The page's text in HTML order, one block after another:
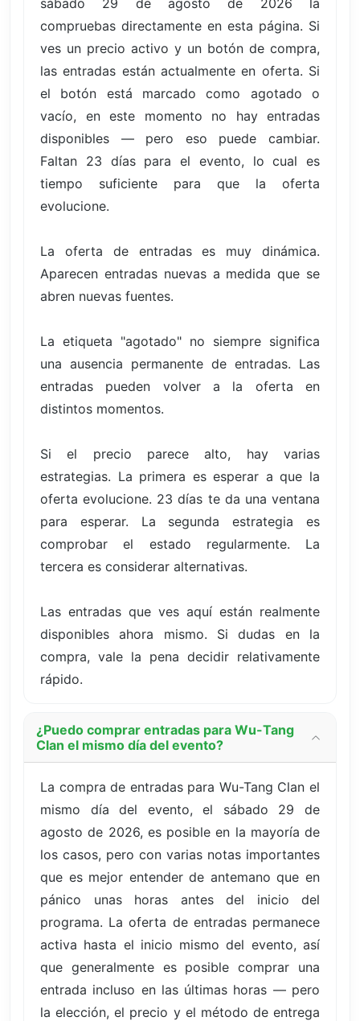
compruebas directamente en esta página. Si
ves un precio activo y un botón de compra,
las entradas están actualmente en oferta. Si
el botón está marcado como agotado o
vacío, en este momento no hay entradas
disponibles — pero eso puede cambiar.
Faltan 23 días para el evento, lo cual es
tiempo suficiente para que la oferta
evolucione.
La oferta de entradas es muy dinámica.
Aparecen entradas nuevas a medida que se
abren nuevas fuentes.
La etiqueta "agotado" no siempre significa
una ausencia permanente de entradas. Las
entradas pueden volver a la oferta en
distintos momentos.
Si el precio parece alto, hay varias
estrategias. La primera es esperar a que la
oferta evolucione. 23 días te da una ventana
para esperar. La segunda estrategia es
comprobar el estado regularmente. La
tercera es considerar alternativas.
Las entradas que ves aquí están realmente
disponibles ahora mismo. Si dudas en la
compra, vale la pena decidir relativamente
rápido.
¿Puedo comprar entradas para Wu-Tang
Clan el mismo día del evento?
La compra de entradas para Wu-Tang Clan el
mismo día del evento, el sábado 29 de
agosto de 2026, es posible en la mayoría de
los casos, pero con varias notas importantes
que es mejor entender de antemano que en
pánico unas horas antes del inicio del
programa. La oferta de entradas permanece
activa hasta el inicio mismo del evento, así
que generalmente es posible comprar una
entrada incluso en las últimas horas — pero
la elección, el precio y el método de entrega